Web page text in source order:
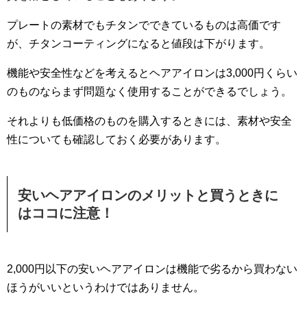
プレートの素材でもチタンでできているものは高価です
が、チタンコーティングになると値段は下がります。
機能や安全性などを考えるとヘアアイロンは3,000円くらい
のものならまず問題なく使用することができるでしょう。
それよりも低価格のものを購入するときには、素材や安全
性についても確認しておく必要があります。
安いヘアアイロンのメリットと買うときに
はココに注意！
2,000円以下の安いヘアアイロンは機能で劣るから買わない
ほうがいいというわけではありません。